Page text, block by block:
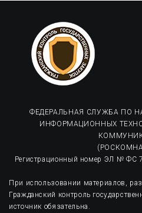
ФЕДЕРАЛЬНАЯ СЛУЖБА ПО
ИНФОРМАЦИОННЫХ
Регистрационный номер ЭЛ № ФС
При использовании материалов,
Гражданский контроль
источник обязательна.